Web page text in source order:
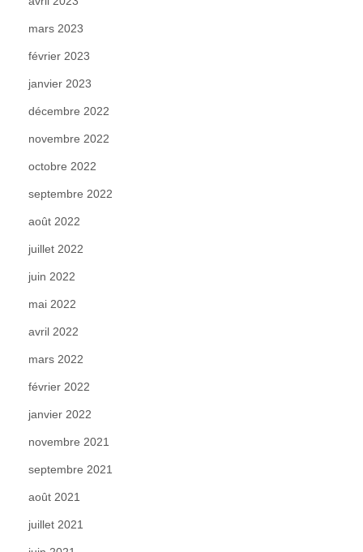
mars 2023
février 2023
janvier 2023
décembre 2022
novembre 2022
octobre 2022
septembre 2022
août 2022
juillet 2022
juin 2022
mai 2022
avril 2022
mars 2022
février 2022
janvier 2022
novembre 2021
septembre 2021
août 2021
juillet 2021